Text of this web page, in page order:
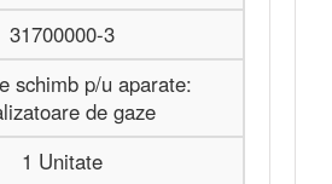
31700000-3
schimb p/u aparate:
de gaze
1 Unitate